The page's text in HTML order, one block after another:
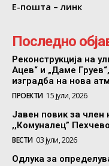
Е-пошта – линк
Последно
Реконструкција на
Ацев“ и „Даме
изградба на нова
ПРОЕКТИ 15 јули, 2026
Јавен повик за
,,Комуналец” Пехчево
ВЕСТИ 03 јули, 2026
Одлука за